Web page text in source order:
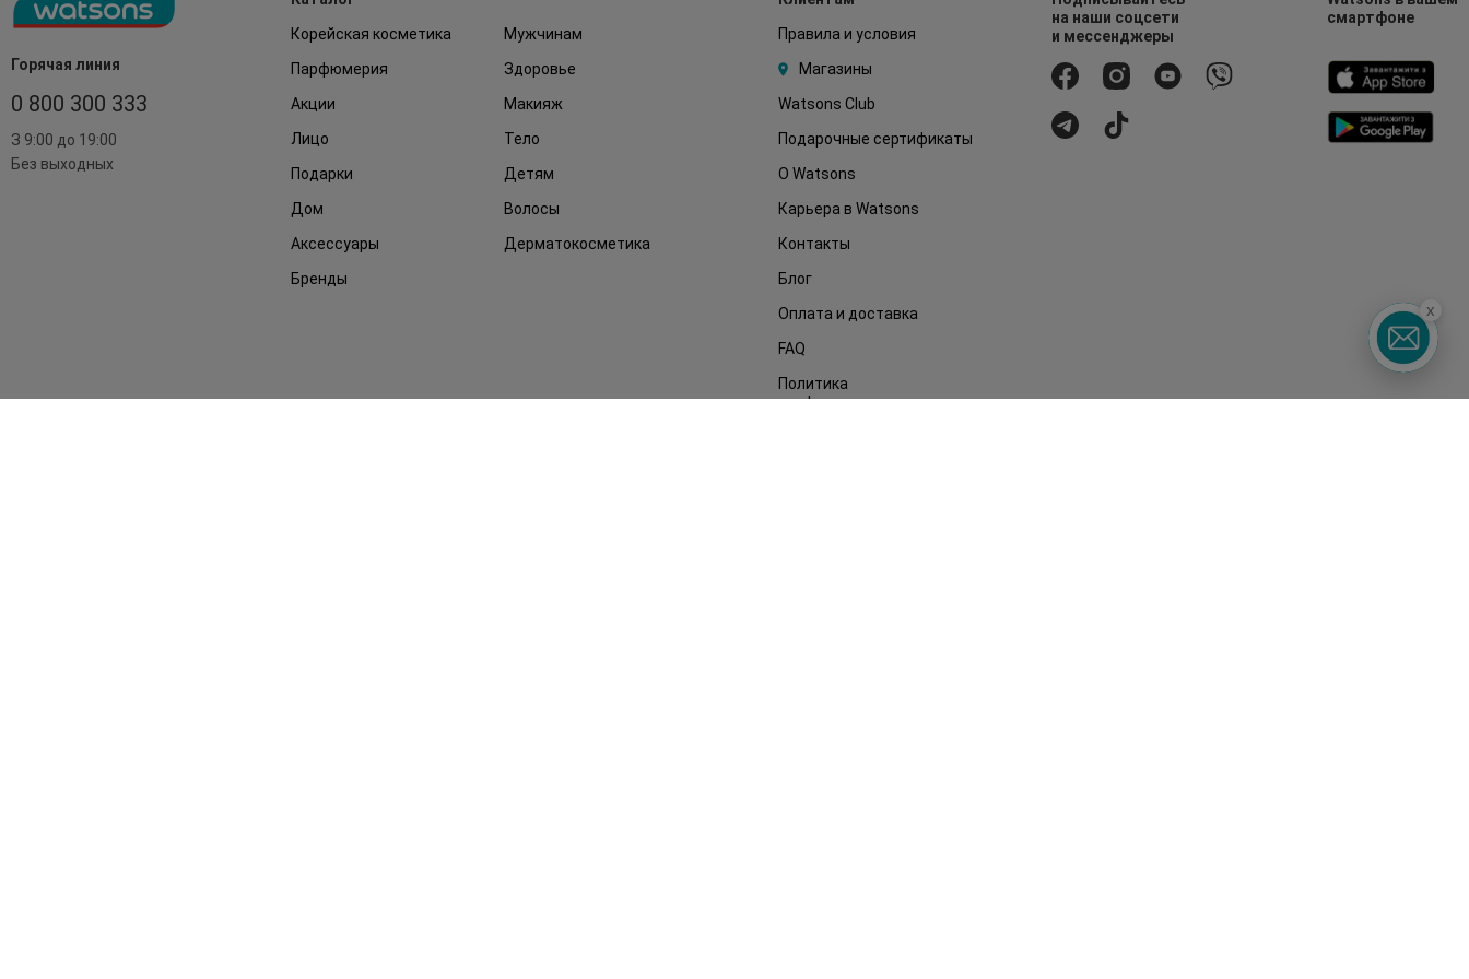
Горячая линия
0 800 300 333
З 9:00 до 19:00
Без выходных
Корейская косметика
Мужчинам
Парфюмерия
Здоровье
Акции
Макияж
Лицо
Тело
Подарки
Детям
Дом
Волосы
Аксессуары
Дерматокосметика
Бренды
Правила и условия
Магазины
Watsons Club
Подарочные сертификаты
О Watsons
Карьера в Watsons
Контакты
Блог
Оплата и доставка
FAQ
Политика
конфиденциальности
на наши соцсети
и мессенджеры
смартфоне
x